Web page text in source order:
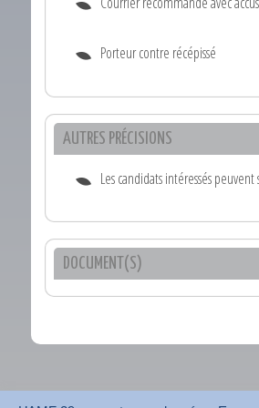
Porteur contre récépissé
AUTRES PRÉCISIONS
Les candidats intéressés
DOCUMENT(S)